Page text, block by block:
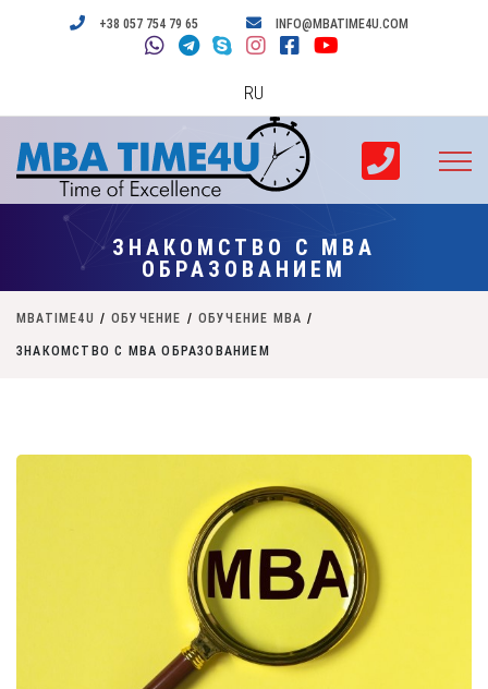
+38 057 754 79 65 INFO@MBATIME4U.COM
RU
ЗНАКОМСТВО С MBA
ОБРАЗОВАНИЕМ
MBATIME4U / ОБУЧЕНИЕ / ОБУЧЕНИЕ MBA /
ЗНАКОМСТВО С MBA ОБРАЗОВАНИЕМ